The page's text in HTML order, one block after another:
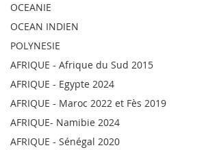
OCEANIE
OCEAN INDIEN
POLYNESIE
AFRIQUE - Afrique du Sud 2015
AFRIQUE - Egypte 2024
AFRIQUE - Maroc 2022 et Fès 2019
AFRIQUE- Namibie 2024
AFRIQUE - Sénégal 2020